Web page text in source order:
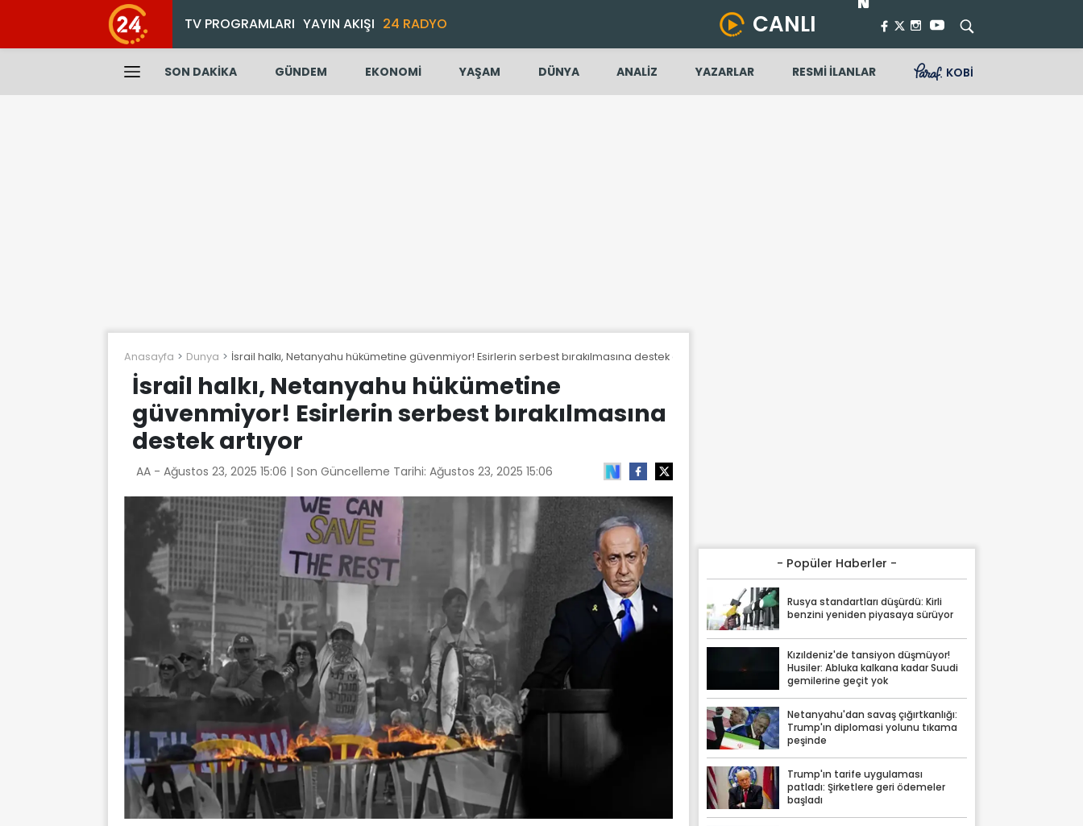
TV PROGRAMLARI YAYIN AKIŞI 24 RADYO CANLI
SON DAKİKA GÜNDEM EKONOMİ YAŞAM DÜNYA ANALİZ YAZARLAR RESMİ İLANLAR KOBİ
Anasayfa Dunya İsrail halkı, Netanyahu hükümetine güvenmiyor! Esirlerin serbest bırakılmasına destek artıyor
İsrail halkı, Netanyahu hükümetine
güvenmiyor! Esirlerin serbest bırakılmasına
destek artıyor
AA - Ağustos 23, 2025 15:06 | Son Güncelleme Tarihi: Ağustos 23, 2025 15:06
- Popüler Haberler -
Rusya standartları düşürdü: Kirli
benzini yeniden piyasaya sürüyor
Kızıldeniz'de tansiyon düşmüyor!
Husiler: Abluka kalkana kadar Suudi
gemilerine geçit yok
Netanyahu'dan savaş çığırtkanlığı:
Trump'ın diplomasi yolunu tıkama
peşinde
Trump'ın tarife uygulaması
patladı: Şirketlere geri ödemeler
başladı